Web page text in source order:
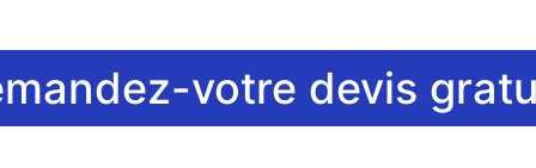
votre devis